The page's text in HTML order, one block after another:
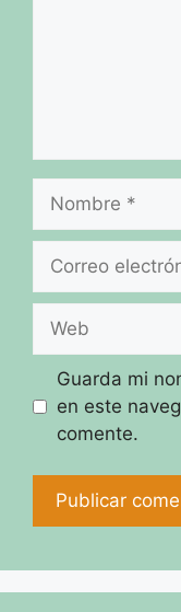
electrónico
Guarda mi
en este
comente.